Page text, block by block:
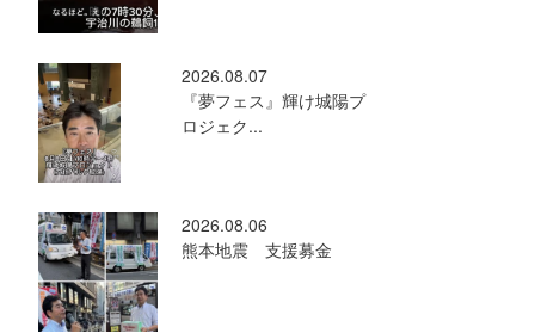
2026.08.07
『夢フェス』輝け城陽プ
ロジェク...
2026.08.06
熊本地震 支援募金